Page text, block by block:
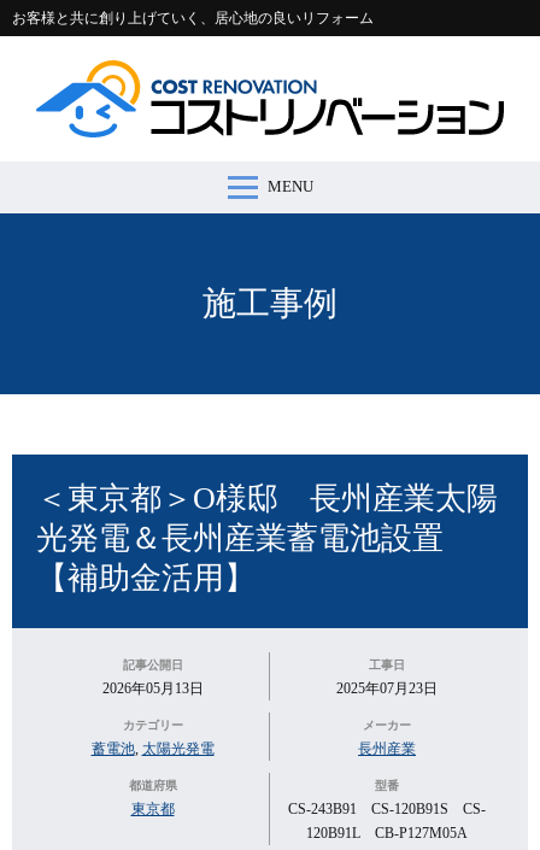
お客様と共に創り上げていく、居心地の良いリフォーム
MENU
施工事例
＜東京都＞O様邸 長州産業太陽
光発電＆長州産業蓄電池設置
【補助金活用】
記事公開日
2026年05月13日
工事日
2025年07月23日
カテゴリー
蓄電池, 太陽光発電
メーカー
長州産業
都道府県
東京都
型番
CS-243B91 CS-120B91S CS-
120B91L CB-P127M05A